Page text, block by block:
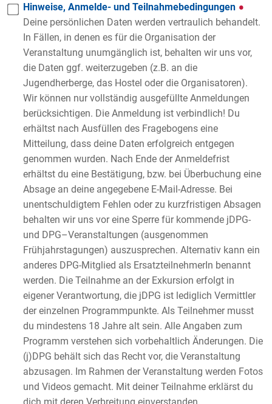
Hinweise, Anmelde- und Teilnahmebedingungen
Deine persönlichen Daten werden vertraulich behandelt.
In Fällen, in denen es für die Organisation der
Veranstaltung unumgänglich ist, behalten wir uns vor,
die Daten ggf. weiterzugeben (z.B. an die
Jugendherberge, das Hostel oder die Organisatoren).
Wir können nur vollständig ausgefüllte Anmeldungen
berücksichtigen. Die Anmeldung ist verbindlich! Du
erhältst nach Ausfüllen des Fragebogens eine
Mitteilung, dass deine Daten erfolgreich entgegen
genommen wurden. Nach Ende der Anmeldefrist
erhältst du eine Bestätigung, bzw. bei Überbuchung eine
Absage an deine angegebene E-Mail-Adresse. Bei
unentschuldigtem Fehlen oder zu kurzfristigen Absagen
behalten wir uns vor eine Sperre für kommende jDPG-
und DPG–Veranstaltungen (ausgenommen
Frühjahrstagungen) auszusprechen. Alternativ kann ein
anderes DPG-Mitglied als ErsatzteilnehmerIn benannt
werden. Die Teilnahme an der Exkursion erfolgt in
eigener Verantwortung, die jDPG ist lediglich Vermittler
der einzelnen Programmpunkte. Als Teilnehmer musst
du mindestens 18 Jahre alt sein. Alle Angaben zum
Programm verstehen sich vorbehaltlich Änderungen. Die
(j)DPG behält sich das Recht vor, die Veranstaltung
abzusagen. Im Rahmen der Veranstaltung werden Fotos
und Videos gemacht. Mit deiner Teilnahme erklärst du